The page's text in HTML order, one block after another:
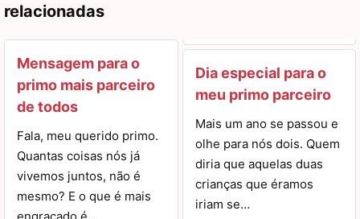
relacionadas
Mensagem para o
primo mais parceiro
de todos
Fala, meu querido primo.
Quantas coisas nós já
vivemos juntos, não é
mesmo? E o que é mais
Dia especial para o
meu primo parceiro
Mais um ano se passou e
olhe para nós dois. Quem
diria que aquelas duas
crianças que éramos
iriam se…